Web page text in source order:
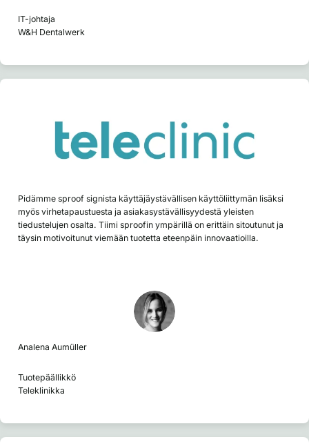
IT-johtaja
W&H Dentalwerk
Pidämme sproof signista käyttäjäystävällisen käyttöliittymän lisäksi
myös virhetapaustuesta ja asiakasystävällisyydestä yleisten
tiedustelujen osalta. Tiimi sproofin ympärillä on erittäin sitoutunut ja
täysin motivoitunut viemään tuotetta eteenpäin innovaatioilla.
Analena Aumüller
Tuotepäällikkö
Teleklinikka